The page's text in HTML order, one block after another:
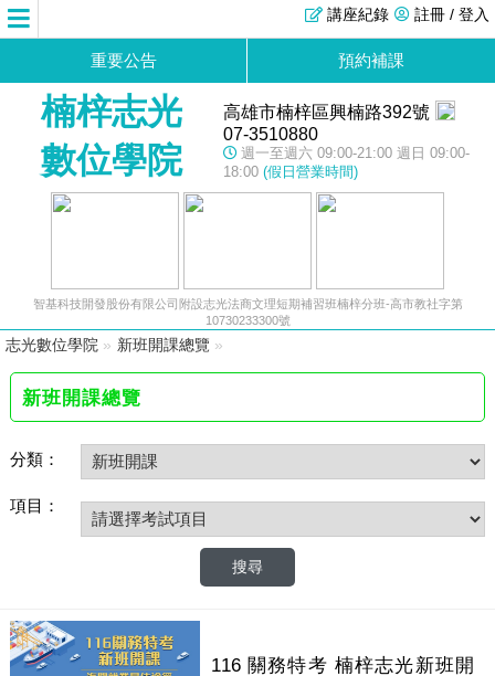
註冊 / 登入
講座紀錄
重要公告 預約補課
楠梓志光
數位學院
高雄市楠梓區興楠路392號
07-3510880
週一至週六 09:00-21:00 週日 09:00-
18:00 (假日營業時間)
智基科技開發股份有限公司附設志光法商文理短期補習班楠梓分班-高市教社字第
10730233300號
志光數位學院 » 新班開課總覽 »
新班開課總覽
分類：
項目：
116 關務特考 楠梓志光新班開